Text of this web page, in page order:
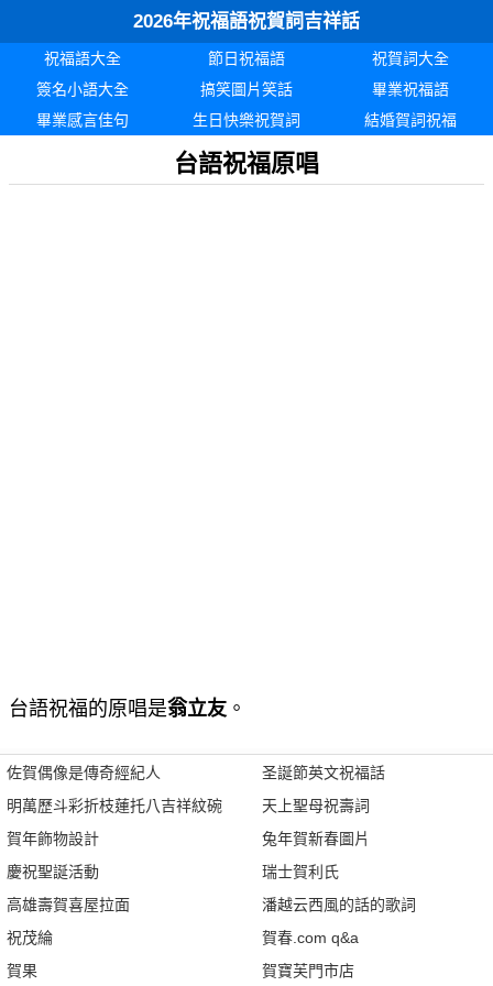
2026年祝福語祝賀詞吉祥話
祝福語大全 節日祝福語
祝賀詞大全
簽名小語大全
搞笑圖片笑話
畢業祝福語
畢業感言佳句
生日快樂祝賀詞 結婚賀詞祝福
台語祝福原唱
台語祝福的原唱是翁立友 。
佐賀偶像是傳奇經紀人
明萬歷斗彩折枝蓮托八吉祥紋碗
賀年飾物設計
慶祝聖誕活動
高雄壽賀喜屋拉面
祝茂綸
賀果
圣誕節英文祝福話
天上聖母祝壽詞
兔年賀新春圖片
瑞士賀利氏
潘越云西風的話的歌詞
賀春.com q&a
賀寶芙門市店